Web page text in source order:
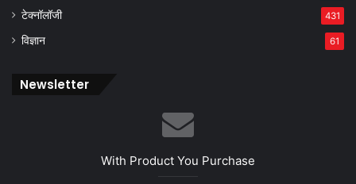
टेक्नॉलॉजी 431
विज्ञान 61
Newsletter
With Product You Purchase